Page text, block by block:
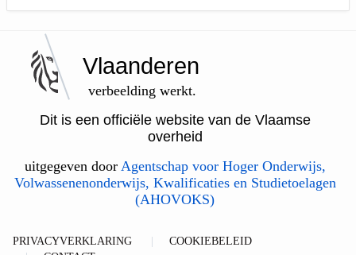
Vlaanderen
verbeelding werkt.
Dit is een officiële website van de Vlaamse
overheid
uitgegeven door Agentschap voor Hoger Onderwijs,
Volwassenenonderwijs, Kwalificaties en Studietoelagen
(AHOVOKS)
PRIVACYVERKLARING
COOKIEBELEID